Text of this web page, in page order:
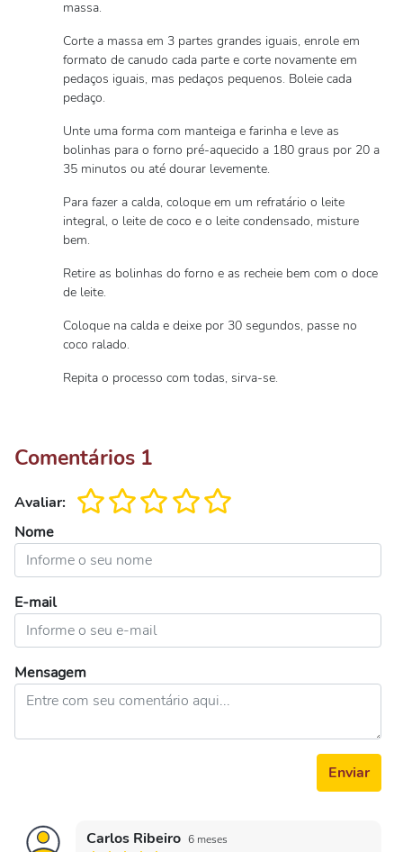
massa.
Corte a massa em 3 partes grandes iguais, enrole em
formato de canudo cada parte e corte novamente em
pedaços iguais, mas pedaços pequenos. Boleie cada
pedaço.
Unte uma forma com manteiga e farinha e leve as
bolinhas para o forno pré-aquecido a 180 graus por 20 a
35 minutos ou até dourar levemente.
Para fazer a calda, coloque em um refratário o leite
integral, o leite de coco e o leite condensado, misture
bem.
Retire as bolinhas do forno e as recheie bem com o doce
de leite.
Coloque na calda e deixe por 30 segundos, passe no
coco ralado.
Repita o processo com todas, sirva-se.
Comentários 1
Avaliar:
Nome
E-mail
Mensagem
Enviar
Carlos Ribeiro 6 meses